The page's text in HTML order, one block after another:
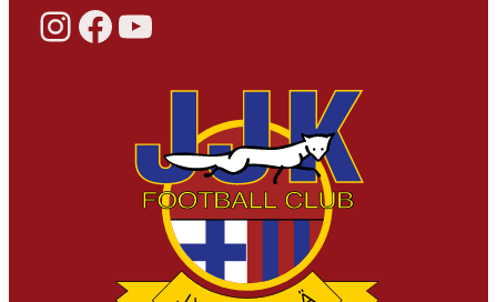
Instagram Facebook YouTube